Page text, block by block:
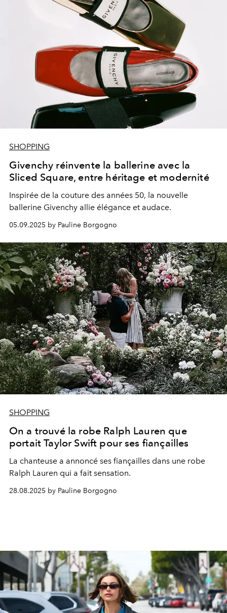
SHOPPING
Givenchy réinvente la ballerine avec la
Sliced Square, entre héritage et modernité
Inspirée de la couture des années 50, la nouvelle
ballerine Givenchy allie élégance et audace.
05.09.2025 by Pauline Borgogno
SHOPPING
On a trouvé la robe Ralph Lauren que
portait Taylor Swift pour ses fiançailles
La chanteuse a annoncé ses fiançailles dans une robe
Ralph Lauren qui a fait sensation.
28.08.2025 by Pauline Borgogno